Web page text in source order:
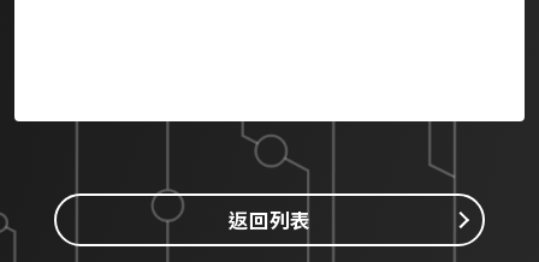
返回列表